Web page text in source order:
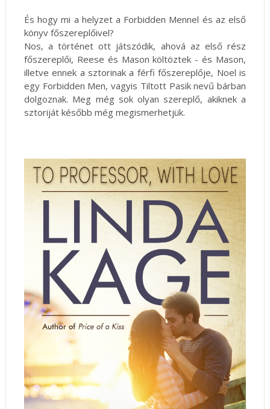
És hogy mi a helyzet a Forbidden Mennel és az első
könyv főszereplőivel?
Nos, a történet ott játszódik, ahová az első rész
főszereplői, Reese és Mason költöztek - és Mason,
illetve ennek a sztorinak a férfi főszereplője, Noel is
egy Forbidden Men, vagyis Tiltott Pasik nevű bárban
dolgoznak. Meg még sok olyan szereplő, akiknek a
sztoriját később még megismerhetjük.